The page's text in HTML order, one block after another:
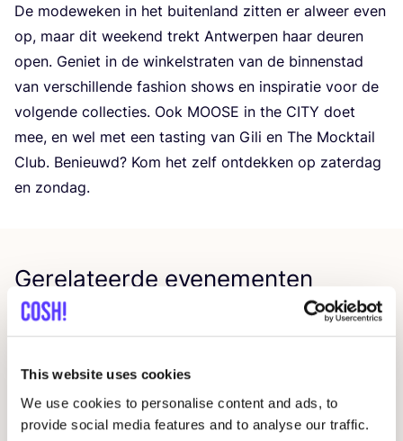
This website uses cookies
We use cookies to personalise content and ads, to
provide social media features and to analyse our traffic.
De mode­we­ken in het bui­ten­land zit­ten er alweer even
op, maar dit week­end trekt Ant­wer­pen haar deu­ren
open. Geniet in de win­kel­stra­ten van de bin­nen­stad
van ver­schil­len­de fas­hi­on shows en inspi­ra­tie voor de
vol­gen­de col­lec­ties. Ook MOO­SE in the CITY doet
mee, en wel met een tas­ting van Gili en The Mock­tail
Club. Benieuwd? Kom het zelf ont­dek­ken op zater­dag
en zondag.
Gerelateerde evenementen